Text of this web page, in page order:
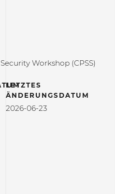
Workshop (CPSS)
LETZTES
ÄNDERUNGSDATUM
2026-06-23